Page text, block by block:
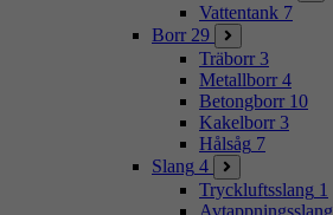
Vattentank 7
Borr 29
Träborr 3
Metallborr 4
Betongborr 10
Kakelborr 3
Hålsåg 7
Slang 4
Tryckluftsslang 1
Avtappningsslang